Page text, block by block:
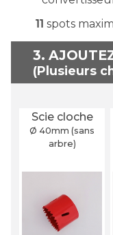
11 spots
3.
Scie cloche
Ø 40mm (sans
arbre)